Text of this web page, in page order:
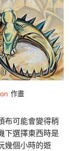
作畫
布可能會變得稍
下選擇東西時是
幾個小時的遊